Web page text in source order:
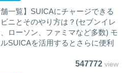
舗一覧】SUICAにチャージできる
ニとそのやり方は？(セブンイレ
ローソン、ファミマなど多数) モ
SUICAを活用するとさらに便利
547772view